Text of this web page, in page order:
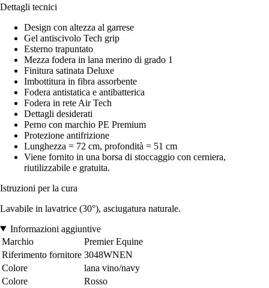
Dettagli tecnici
Design con altezza al garrese
Gel antiscivolo Tech grip
Esterno trapuntato
Mezza fodera in lana merino di grado 1
Finitura satinata Deluxe
Imbottitura in fibra assorbente
Fodera antistatica e antibatterica
Fodera in rete Air Tech
Dettagli desiderati
Perno con marchio PE Premium
Protezione antifrizione
Lunghezza = 72 cm, profondità = 51 cm
Viene fornito in una borsa di stoccaggio con cerniera,
riutilizzabile e gratuita.
Istruzioni per la cura
Lavabile in lavatrice (30°), asciugatura naturale.
Informazioni aggiuntive
Marchio
Premier Equine
Riferimento fornitore 3048WNEN
Colore
lana vino/navy
Colore
Rosso